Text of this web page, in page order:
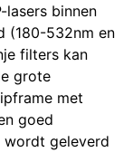
lasers binnen
(180-532nm en
filters kan
grote
met
goed
wordt geleverd